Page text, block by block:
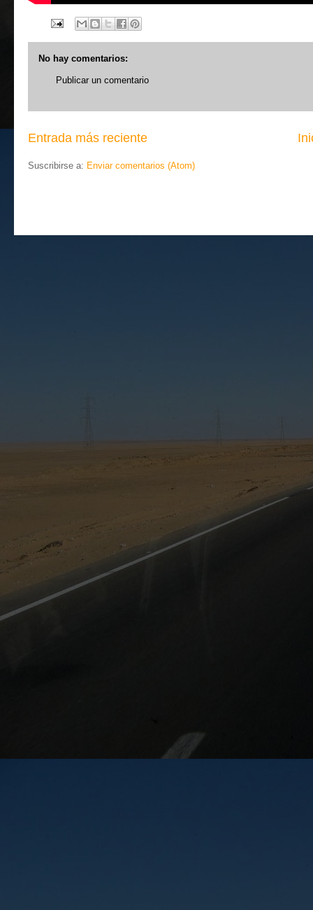
No hay comentarios:
Publicar un comentario
Entrada más reciente
Suscribirse a: Enviar comentarios (Atom)